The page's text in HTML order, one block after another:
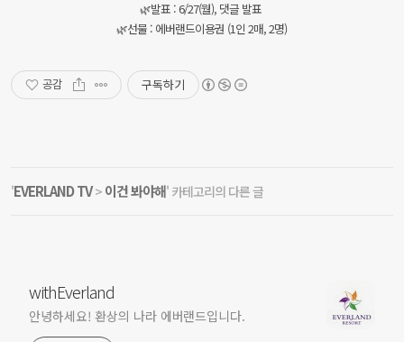
🌿발표 : 6/27(월), 댓글 발표
🌿선물 : 에버랜드이용권 (1인 2매, 2명)
공감 구독하기
'EVERLAND TV> 이건 봐야해' 카테고리의 다른 글
withEverland
안녕하세요! 환상의 나라 에버랜드입니다.